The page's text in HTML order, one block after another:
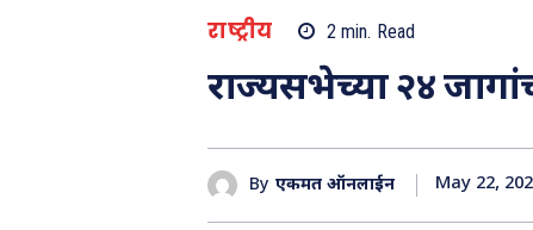
राष्ट्रीय 2 min. Read
राज्यसभेच्या २४
By एकमत ऑनलाईन May 22,